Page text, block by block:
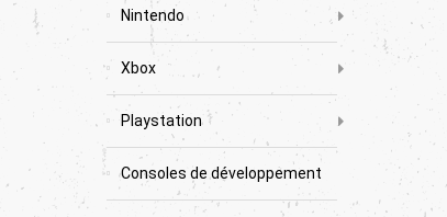
Nintendo
Xbox
Playstation
Consoles de développement